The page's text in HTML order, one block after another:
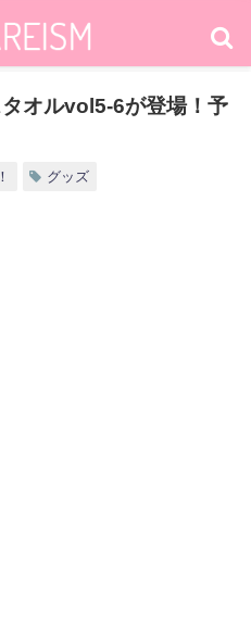
オルvol5-6が登場！予
グッズ